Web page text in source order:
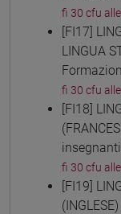
fi 30 cfu
[FI17]
LINGUA
fi 30 cfu
[FI18]
insegnanti
fi 30 cfu
[FI19]